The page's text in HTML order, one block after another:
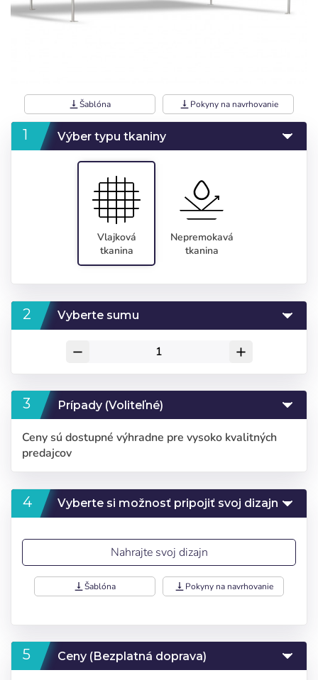
vertical_align_bottomŠablóna vertical_align_bottom Pokyny na navrhovanie
Výber typu tkaniny
Vlajková
tkanina
Nepremokavá
tkanina
Vyberte sumu
remove add
Prípady (Voliteľné)
Ceny sú dostupné výhradne pre vysoko kvalitných
predajcov
Vyberte si možnosť pripojiť svoj dizajn
Nahrajte svoj dizajn
vertical_align_bottomŠablóna vertical_align_bottom Pokyny na navrhovanie
Ceny (Bezplatná doprava)